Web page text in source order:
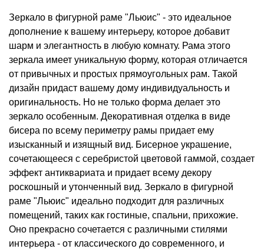
Зеркало в фигурной раме "Льюис" - это идеальное
дополнение к вашему интерьеру, которое добавит
шарм и элегантность в любую комнату. Рама этого
зеркала имеет уникальную форму, которая отличается
от привычных и простых прямоугольных рам. Такой
дизайн придаст вашему дому индивидуальность и
оригинальность. Но не только форма делает это
зеркало особенным. Декоративная отделка в виде
бисера по всему периметру рамы придает ему
изысканный и изящный вид. Бисерное украшение,
сочетающееся с серебристой цветовой гаммой, создает
эффект антиквариата и придает всему декору
роскошный и утонченный вид. Зеркало в фигурной
раме "Льюис" идеально подходит для различных
помещений, таких как гостиные, спальни, прихожие.
Оно прекрасно сочетается с различными стилями
интерьера - от классического до современного, и